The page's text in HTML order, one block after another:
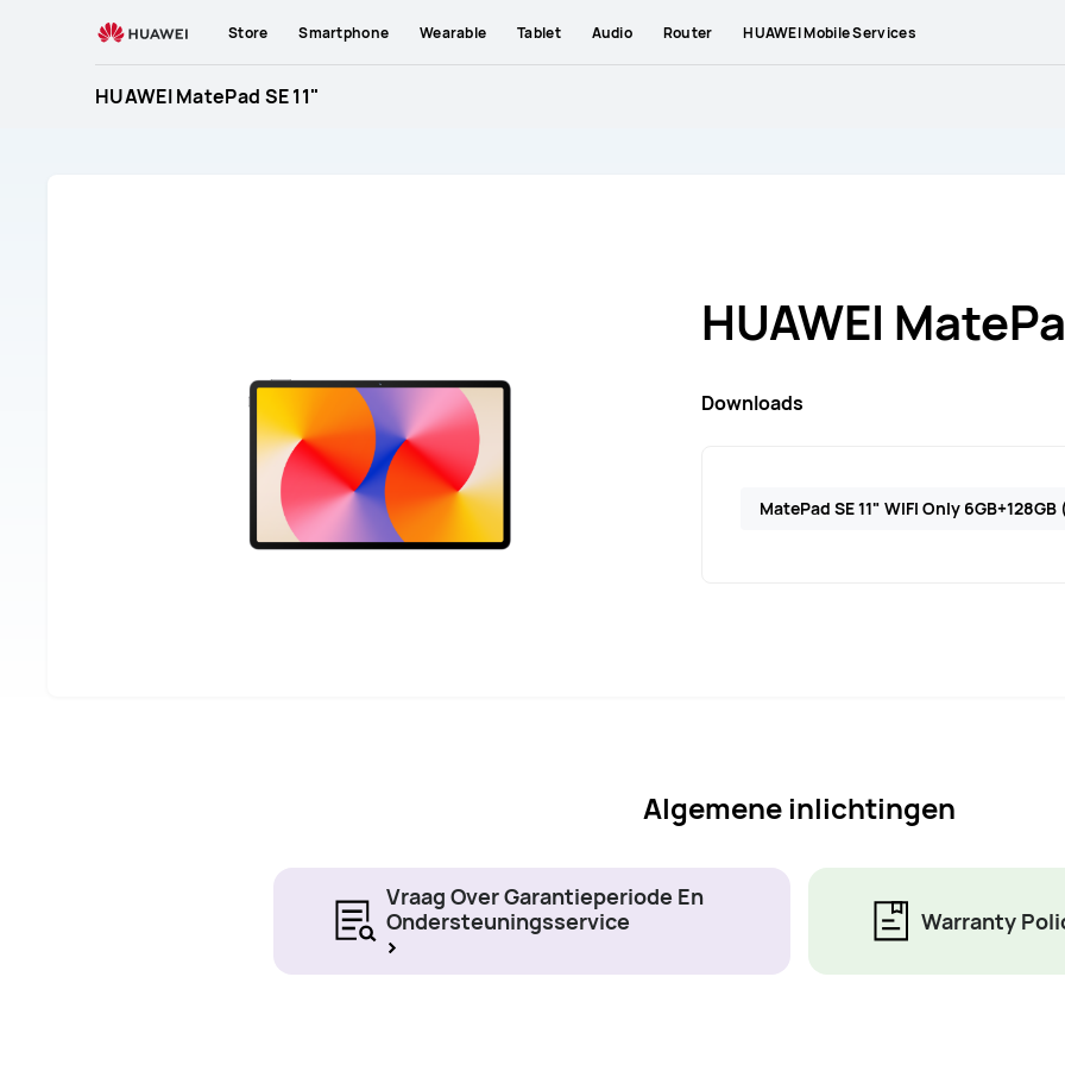
Store Smartphone Wearable Tablet Audio Router HUAWEI Mobile Services
HUAWEI MatePad SE 11"
HUAWEI
Downloads
MatePad SE 11" WIFI Only
Algemene inlichtingen
Vraag Over Garantieperiode En
Ondersteuningsservice
Warranty